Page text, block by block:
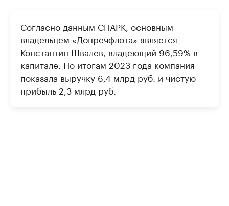
Согласно данным СПАРК, основным
владельцем «Донречфлота» является
Константин Швалев, владеющий 96,59% в
капитале. По итогам 2023 года компания
показала выручку 6,4 млрд руб. и чистую
прибыль 2,3 млрд руб.